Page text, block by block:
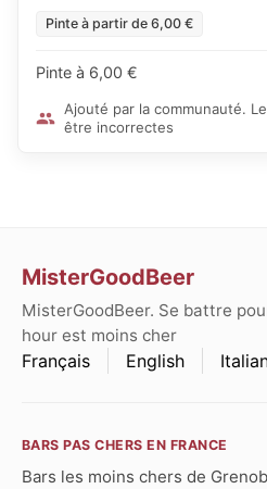
Pinte à partir de 6,00 €
Pinte à 6,00 €
Ajouté par la communauté.
être incorrectes
MisterGoodBeer
MisterGoodBeer. Se battre
hour est moins cher
Français English
BARS PAS CHERS EN FRANCE
Bars les moins chers de